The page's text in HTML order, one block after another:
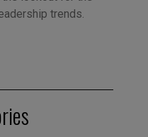
trends.